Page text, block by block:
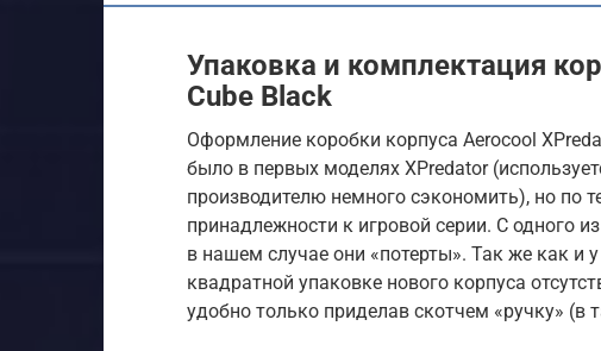
Упаковка и комплектация
Cube Black
Оформление коробки корпуса Aerocool
было в первых моделях XPredator
производителю немного сэкономить), но по
принадлежности к игровой серии. С одного
в нашем случае они «потерты». Так же как и
квадратной упаковке нового корпуса
удобно только приделав скотчем «ручку» (в